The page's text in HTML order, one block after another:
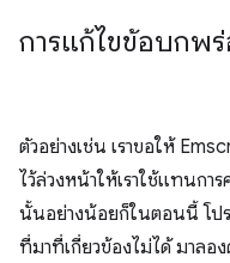
การแก้ไขข้อบกพ
ตัวอย่างเช่น เราขอให้
ไว้ล่วงหน้าให้เราใช้แทนกา
นั้นอย่างน้อยก็ในตอนนี้ โป
ที่มาที่เกี่ยวข้องไม่ได้ มาลอ